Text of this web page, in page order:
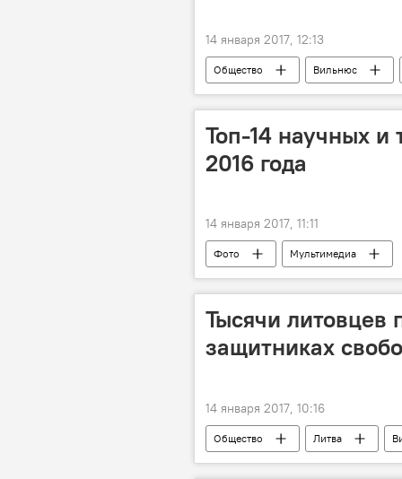
14 января 2017, 12:13
Общество Вильнюс
Школа имени Иоахима Лелевеля
Топ-14 научных и
2016 года
14 января 2017, 11:11
Фото Мультимедиа
Тысячи литовцев
защитниках
14 января 2017, 10:16
Общество Литва
Вильнюсская телебашня